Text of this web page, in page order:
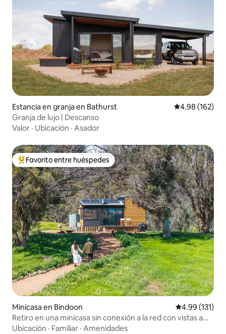
Estancia en granja en Bathurst Calificación
4.98 (162)
Granja de lujo | Descanso
Valor · Ubicación · Asador
De los mejores en Favorito entre huéspedes
Favorito entre huéspedes
Minicasa en Bindoon Calificación
4.99 (131)
Retiro en una minicasa sin conexión a la red con vistas a
Wagtails
Ubicación · Familiar · Amenidades